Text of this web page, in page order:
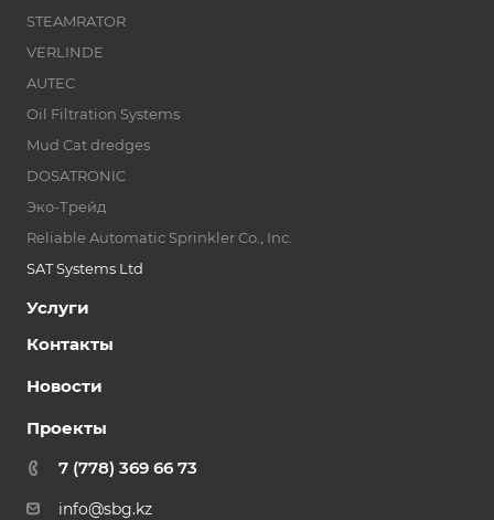
STEAMRATOR
VERLINDE
AUTEC
Oil Filtration Systems
Mud Cat dredges
DOSATRONIC
Эко-Трейд
Reliable Automatic Sprinkler Co., Inc.
SAT Systems Ltd
Услуги
Контакты
Новости
Проекты
7 (778) 369 66 73
info@sbg.kz